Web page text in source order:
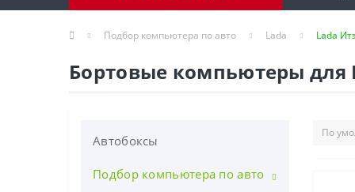
Подбор компьютера по авто Lada Lada
Бортовые компьютеры для
Автобоксы
Подбор компьютера по авто